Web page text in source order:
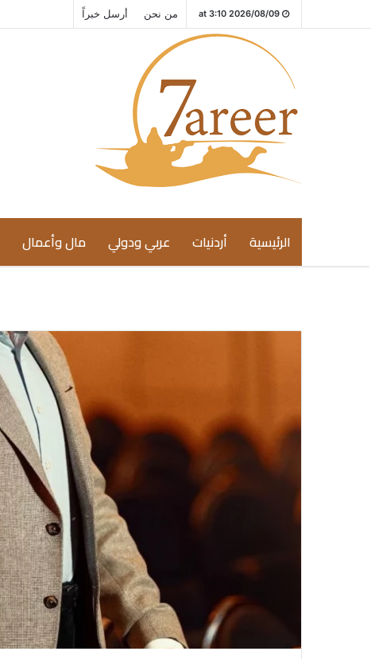
2026/08/09 at 3:10 من نحن أرسل خبراً
الرئيسية أردنيات عربي ودولي مال وأعمال